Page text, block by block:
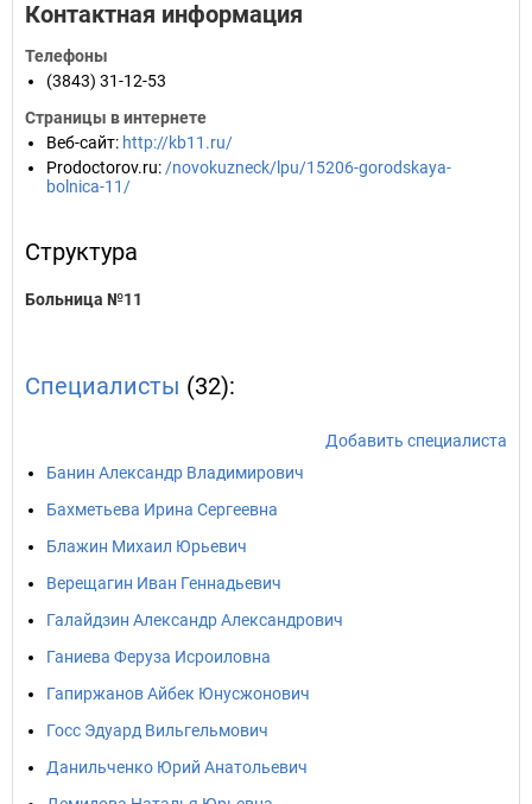
Контактная информация
Телефоны
(3843) 31-12-53
Страницы в интернете
Веб-сайт: http://kb11.ru/
Prodoctorov.ru: /novokuzneck/lpu/15206-gorodskaya-
bolnica-11/
Структура
Больница №11
Специалисты (32):
Добавить специалиста
Банин Александр Владимирович
Бахметьева Ирина Сергеевна
Блажин Михаил Юрьевич
Верещагин Иван Геннадьевич
Галайдзин Александр Александрович
Ганиева Феруза Исроиловна
Гапиржанов Айбек Юнусжонович
Госс Эдуард Вильгельмович
Данильченко Юрий Анатольевич